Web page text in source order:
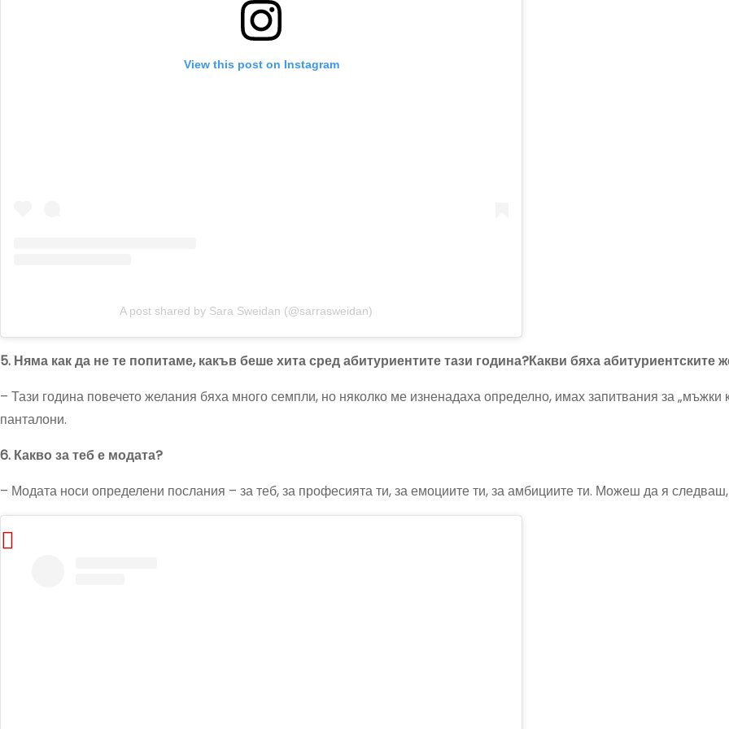
View this post on Instagram
A post shared by Sara Sweidan (@sarrasweidan)
5. Няма как да не те попитаме, какъв беше хита сред абитуриентите тази година?Какви бяха абитуриентските
– Тази година повечето желания бяха много семпли, но няколко ме изненадаха определно, имах запитвания за
панталони.
6. Какво за теб е модата?
– Модата носи определени послания – за теб, за професията ти, за емоциите ти, за амбициите ти. Можеш да я